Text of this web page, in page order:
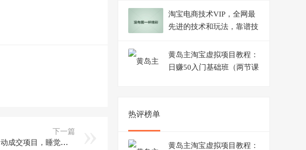
下一篇
某公众号收费468元内容：全自动成交项目，睡觉都能收300块！
淘宝电商技术VIP，全网最
先进的技术和玩法，靠谱技
黄岛主淘宝虚拟项目教程：
日赚50入门基础班（两节课
热评榜单
黄岛主淘宝虚拟项目教程：